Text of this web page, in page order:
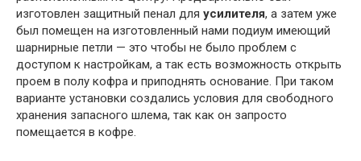
изготовлен защитный пенал для усилителя, а затем уже
был помещен на изготовленный нами подиум имеющий
шарнирные петли — это чтобы не было проблем с
доступом к настройкам, а так есть возможность открыть
проем в полу кофра и приподнять основание. При таком
варианте установки создались условия для свободного
хранения запасного шлема, так как он запросто
помещается в кофре.